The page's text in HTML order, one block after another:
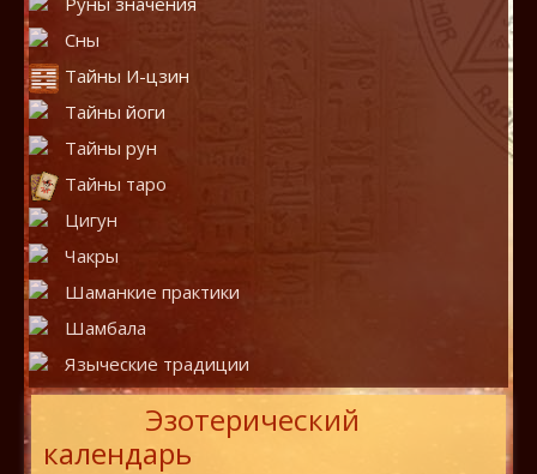
Сны
Тайны И-цзин
Тайны йоги
Тайны рун
Тайны таро
Цигун
Чакры
Шаманкие практики
Шамбала
Языческие традиции
Эзотерический
календарь